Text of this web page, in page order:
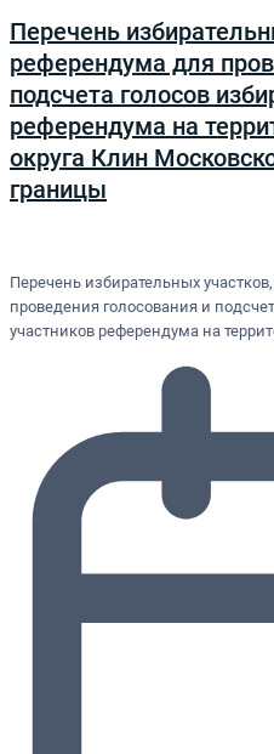
Перечень
референдума для
подсчета голосов
референдума на
округа Клин
границы
Перечень избирательных
проведения голосования и
участников референдума на